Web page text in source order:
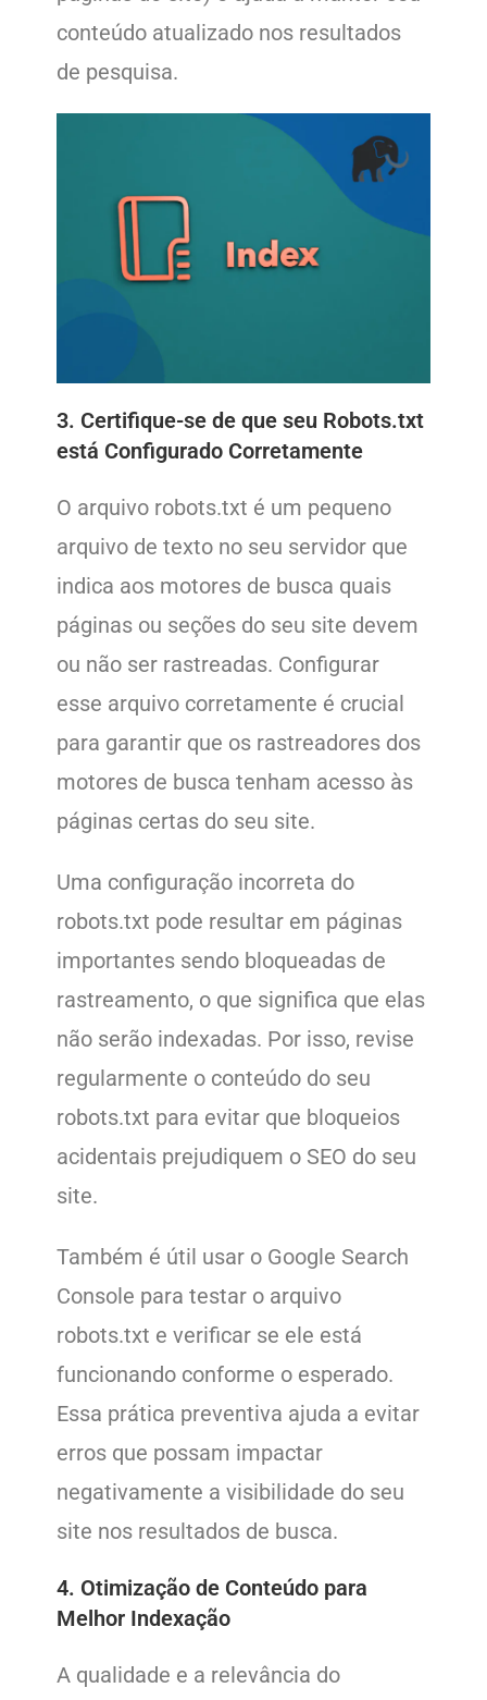
conteúdo atualizado nos resultados
de pesquisa.
3. Certifique-se de que seu Robots.txt
está Configurado Corretamente
O arquivo robots.txt é um pequeno
arquivo de texto no seu servidor que
indica aos motores de busca quais
páginas ou seções do seu site devem
ou não ser rastreadas. Configurar
esse arquivo corretamente é crucial
para garantir que os rastreadores dos
motores de busca tenham acesso às
páginas certas do seu site.
Uma configuração incorreta do
robots.txt pode resultar em páginas
importantes sendo bloqueadas de
rastreamento, o que significa que elas
não serão indexadas. Por isso, revise
regularmente o conteúdo do seu
robots.txt para evitar que bloqueios
acidentais prejudiquem o SEO do seu
site.
Também é útil usar o Google Search
Console para testar o arquivo
robots.txt e verificar se ele está
funcionando conforme o esperado.
Essa prática preventiva ajuda a evitar
erros que possam impactar
negativamente a visibilidade do seu
site nos resultados de busca.
4. Otimização de Conteúdo para
Melhor Indexação
A qualidade e a relevância do